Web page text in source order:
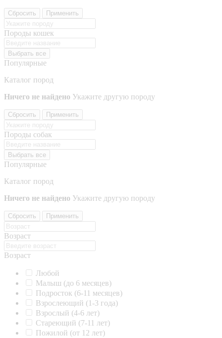
Сбросить Применить
Породы кошек
Выбрать все
Популярные
Каталог пород
Ничего не найдено Укажите другую породу
Сбросить Применить
Породы собак
Выбрать все
Популярные
Каталог пород
Ничего не найдено Укажите другую породу
Сбросить Применить
Возраст
Возраст
Любой
Малыш (до 6 месяцев)
Подросток (6-11 месяцев)
Взрослеющий (1-3 года)
Взрослый (4-6 лет)
Стареющий (7-11 лет)
Пожилой (от 12 лет)